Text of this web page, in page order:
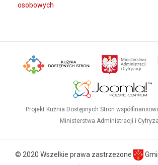
osobowych
Projekt Kuźnia Dostępnych Stron
Ministerstwa Administracji i
© 2020 Wszelkie prawa zastrzeżone